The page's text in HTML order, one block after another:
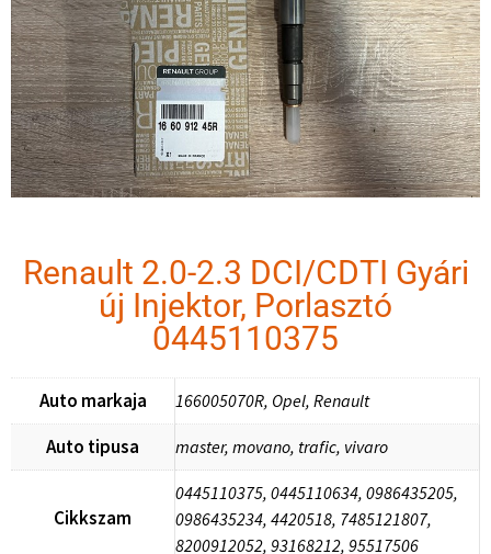
Renault 2.0-2.3 DCI/CDTI Gyári
új Injektor, Porlasztó
0445110375
Auto markaja 166005070R, Opel, Renault
Auto tipusa master, movano, trafic, vivaro
Cikkszam
0445110375, 0445110634, 0986435205,
0986435234, 4420518, 7485121807,
8200912052, 93168212, 95517506